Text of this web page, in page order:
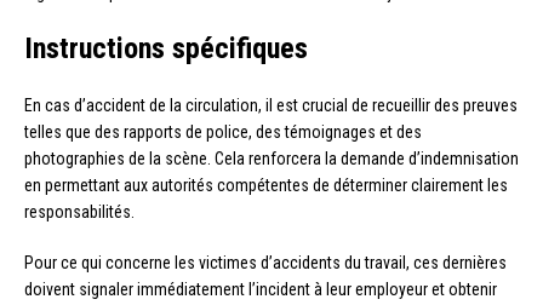
Instructions spécifiques
En cas d’accident de la circulation, il est crucial de recueillir des preuves
telles que des rapports de police, des témoignages et des
photographies de la scène. Cela renforcera la demande d’indemnisation
en permettant aux autorités compétentes de déterminer clairement les
responsabilités.
Pour ce qui concerne les victimes d’accidents du travail, ces dernières
doivent signaler immédiatement l’incident à leur employeur et obtenir